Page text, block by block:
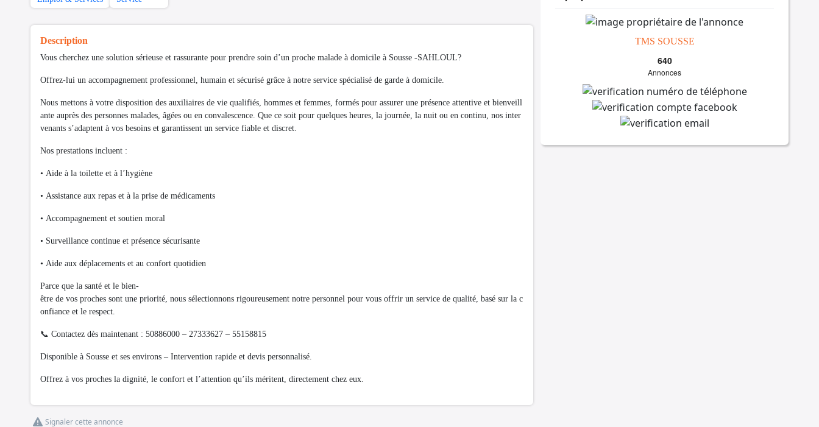
Description
Vous cherchez une solution sérieuse et rassurante pour prendre soin d’un proche malade à domicile à Sousse -SAHLOUL?
Offrez-lui un accompagnement professionnel, humain et sécurisé grâce à notre service spécialisé de garde à domicile.
Nous mettons à votre disposition des auxiliaires de vie qualifiés, hommes et femmes, formés pour assurer une présence attentive et bienveill
ante auprès des personnes malades, âgées ou en convalescence. Que ce soit pour quelques heures, la journée, la nuit ou en continu, nos inter
venants s’adaptent à vos besoins et garantissent un service fiable et discret.
Nos prestations incluent :
• Aide à la toilette et à l’hygiène
• Assistance aux repas et à la prise de médicaments
• Accompagnement et soutien moral
• Surveillance continue et présence sécurisante
• Aide aux déplacements et au confort quotidien
Parce que la santé et le bien-
être de vos proches sont une priorité, nous sélectionnons rigoureusement notre personnel pour vous offrir un service de qualité, basé sur la c
onfiance et le respect.
📞 Contactez dès maintenant : 50886000 – 27333627 – 55158815
Disponible à Sousse et ses environs – Intervention rapide et devis personnalisé.
Offrez à vos proches la dignité, le confort et l’attention qu’ils méritent, directement chez eux.
Signaler cette annonce
TMS SOUSSE
640
Annonces